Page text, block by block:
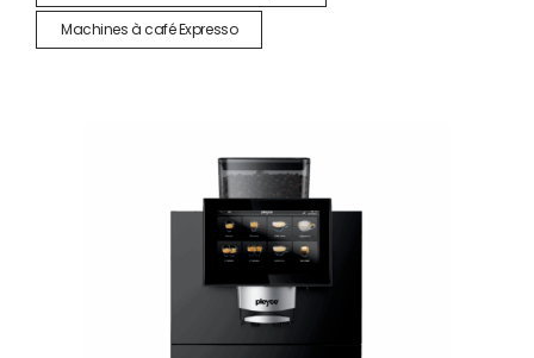
Machines à café Expresso